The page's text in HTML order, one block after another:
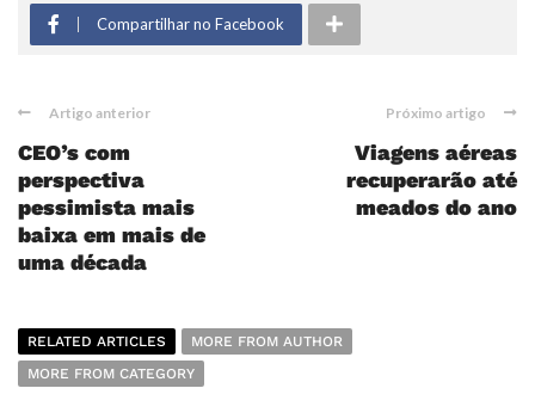
Compartilhar no Facebook
Artigo anterior
CEO’s com
perspectiva
pessimista mais
baixa em mais de
uma década
Próximo artigo
Viagens aéreas
recuperarão até
meados do ano
RELATED ARTICLES
MORE FROM AUTHOR
MORE FROM CATEGORY